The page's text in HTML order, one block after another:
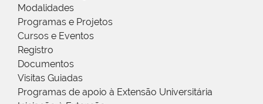
Modalidades
Programas e Projetos
Cursos e Eventos
Registro
Documentos
Visitas Guiadas
Programas de apoio à Extensão Universitária